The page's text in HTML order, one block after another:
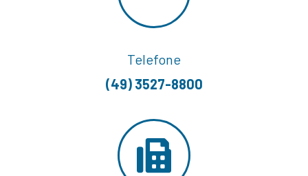
Telefone
(49) 3527-8800